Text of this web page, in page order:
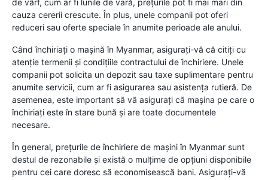
de vârf, cum ar fi lunile de vară, prețurile pot fi mai mari din
cauza cererii crescute. În plus, unele companii pot oferi
reduceri sau oferte speciale în anumite perioade ale anului.
Când închiriați o mașină în Myanmar, asigurați-vă că citiți cu
atenție termenii și condițiile contractului de închiriere. Unele
companii pot solicita un depozit sau taxe suplimentare pentru
anumite servicii, cum ar fi asigurarea sau asistența rutieră. De
asemenea, este important să vă asigurați că mașina pe care o
închiriați este în stare bună și are toate documentele
necesare.
În general, prețurile de închiriere de mașini în Myanmar sunt
destul de rezonabile și există o mulțime de opțiuni disponibile
pentru cei care doresc să economisească bani. Asigurați-vă